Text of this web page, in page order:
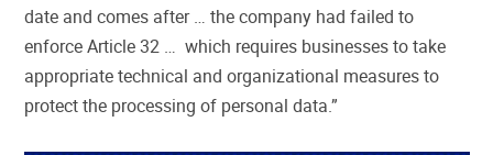
date and comes after … the company had failed to
enforce Article 32 … which requires businesses to take
appropriate technical and organizational measures to
protect the processing of personal data.”